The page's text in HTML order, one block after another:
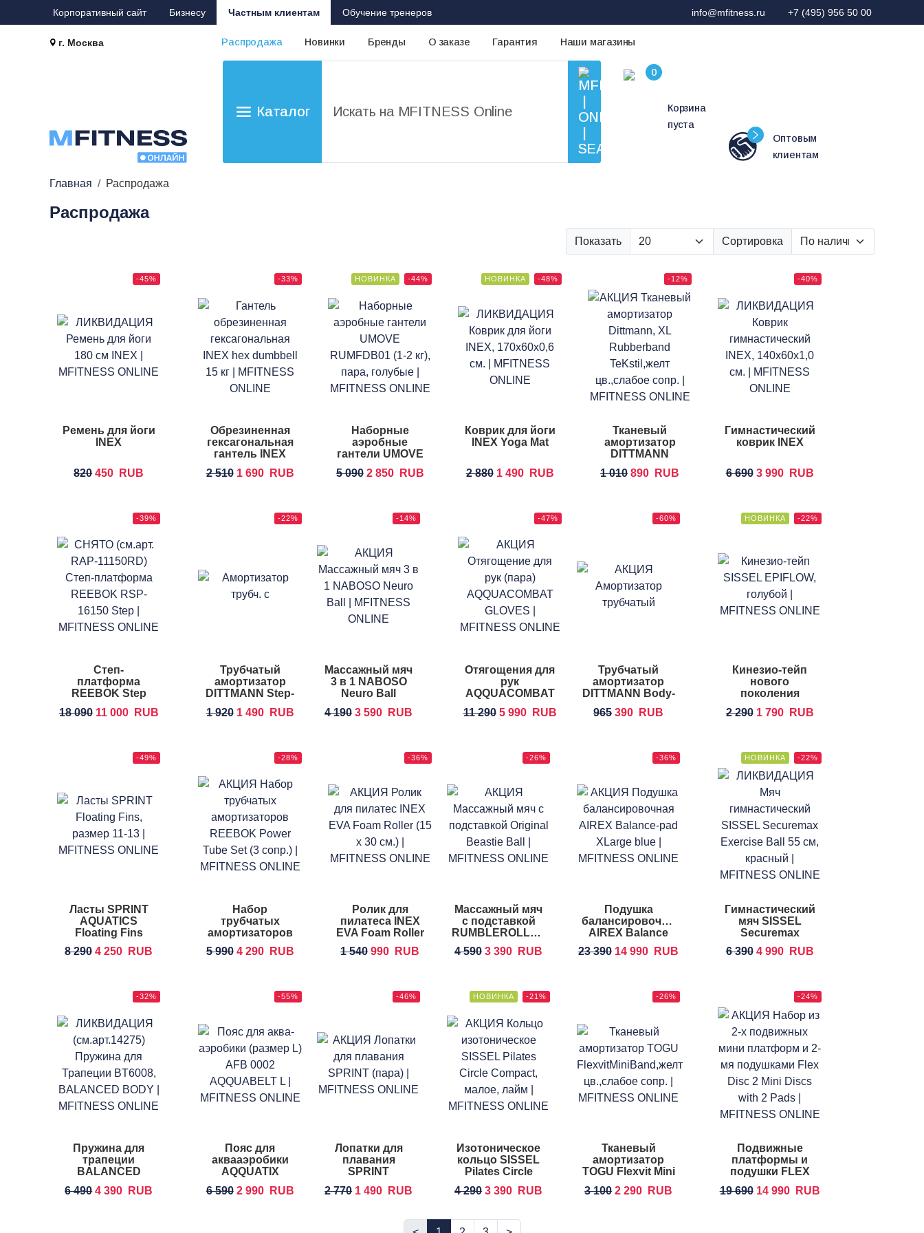
Корпоративный сайт Бизнесу Частным клиентам Обучение тренеров info@mfitness.ru +7 (495) 956 50 00
г. Москва Распродажа Новинки Бренды О заказе Гарантия Наши магазины
Каталог
Корзина
пуста
Оптовым
клиентам
Главная Распродажа
Распродажа
Показать Сортировка
-45%
Ремень для йоги
INEX
820 450 RUB
-33%
Обрезиненная
гексагональная
гантель INEX
2 510 1 690 RUB
НОВИНКА -44%
Наборные
аэробные
гантели UMOVE
5 090 2 850 RUB
НОВИНКА -48%
Коврик для йоги
INEX Yoga Mat
2 880 1 490 RUB
-12%
Тканевый
амортизатор
DITTMANN
TeKstil
1 010 890 RUB
-40%
Гимнастический
коврик INEX
6 690 3 990 RUB
-39%
Степ-
платформа
REEBOK Step
18 090 11 000 RUB
-22%
Трубчатый
амортизатор
DITTMANN Step-
1 920 1 490 RUB
-14%
Массажный мяч
3 в 1 NABOSO
Neuro Ball
4 190 3 590 RUB
-47%
Отягощения для
рук
AQQUACOMBAT
11 290 5 990 RUB
-60%
Трубчатый
амортизатор
DITTMANN Body-
965 390 RUB
НОВИНКА -22%
Кинезио-тейп
нового
поколения
2 290 1 790 RUB
-49%
Ласты SPRINT
AQUATICS
Floating Fins
8 290 4 250 RUB
-28%
Набор
трубчатых
амортизаторов
REEBOK Power
Tube Set
5 990 4 290 RUB
-36%
Ролик для
пилатеса INEX
EVA Foam Roller
1 540 990 RUB
-26%
Массажный мяч
с подставкой
RUMBLEROLLER
Original Beastie
Ball
4 590 3 390 RUB
-36%
Подушка
балансировочная
AIREX Balance
Pad XLarge
23 390 14 990 RUB
НОВИНКА -22%
Гимнастический
мяч SISSEL
Securemax
Exercise Ball
6 390 4 990 RUB
-32%
Пружина для
трапеции
BALANCED
6 490 4 390 RUB
-55%
Пояс для
аквааэробики
AQQUATIX
6 590 2 990 RUB
-46%
Лопатки для
плавания
SPRINT
Paddles
2 770 1 490 RUB
НОВИНКА -21%
Изотоническое
кольцо SISSEL
Pilates Circle
4 290 3 390 RUB
-26%
Тканевый
амортизатор
TOGU Flexvit Mini
3 100 2 290 RUB
-24%
Подвижные
платформы и
подушки FLEX
with 2 Pads
19 690 14 990 RUB